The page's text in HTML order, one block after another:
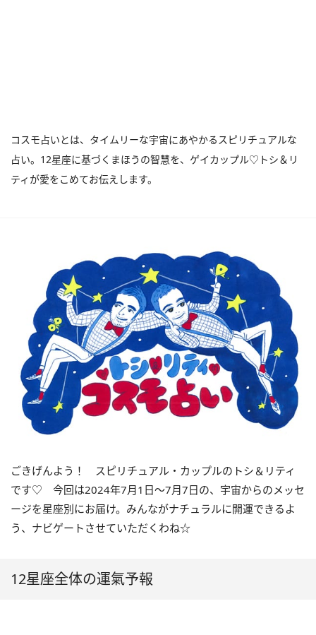
コスモ占いとは、タイムリーな宇宙にあやかるスピリチュアルな
占い。12星座に基づくまほうの智慧を、ゲイカップル♡トシ＆リ
ティが愛をこめてお伝えします。
ごきげんよう！ スピリチュアル・カップルのトシ＆リティ
です♡ 今回は2024年7月1 日〜7月7日の、宇宙からのメッセ
ージを星座別にお届け。みんながナチュラルに開運できるよ
う、ナビゲートさせていただくわね☆
12星座全体の運氣予報